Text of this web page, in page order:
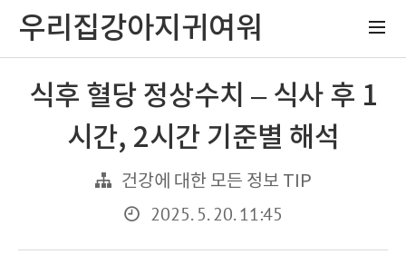
우리집강아지귀여워
식후 혈당 정상수치 – 식사 후 1
시간, 2시간 기준별 해석
건강에 대한 모든 정보 TIP
2025. 5. 20. 11:45